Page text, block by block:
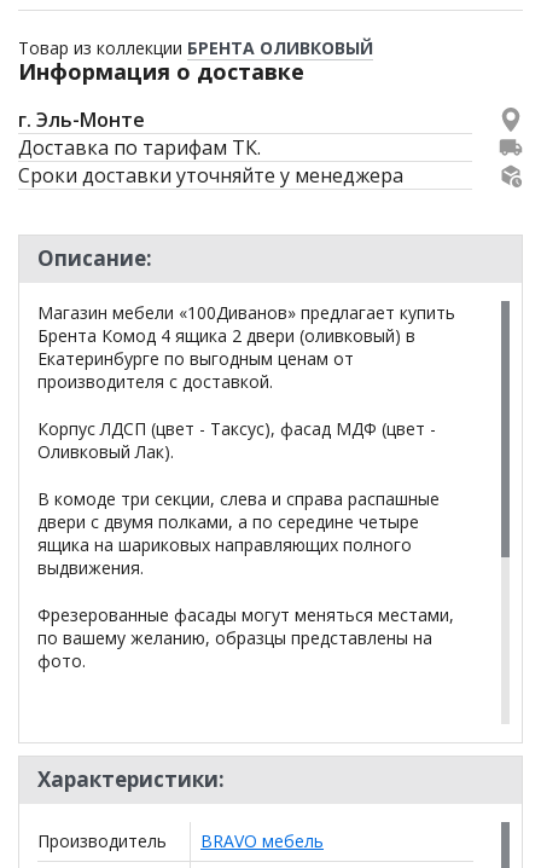
Товар из коллекции БРЕНТА ОЛИВКОВЫЙ
Информация о доставке
г. Эль-Монте
Доставка по тарифам ТК.
Сроки доставки уточняйте у менеджера
Описание:
Магазин мебели «100Диванов» предлагает купить
Брента Комод 4 ящика 2 двери (оливковый) в
Екатеринбурге по выгодным ценам от
производителя с доставкой.
Корпус ЛДСП (цвет - Таксус), фасад МДФ (цвет -
Оливковый Лак).
В комоде три секции, слева и справа распашные
двери с двумя полками, а по середине четыре
ящика на шариковых направляющих полного
выдвижения.
Фрезерованные фасады могут меняться местами,
по вашему желанию, образцы представлены на
фото.
*Дополнительную информацию о том, как купить
Брента Комод 4 ящика 2 двери (оливковый)
уточняйте у нашего менеджера по телефону
+79292022735.
Характеристики:
Производитель
BRAVO мебель